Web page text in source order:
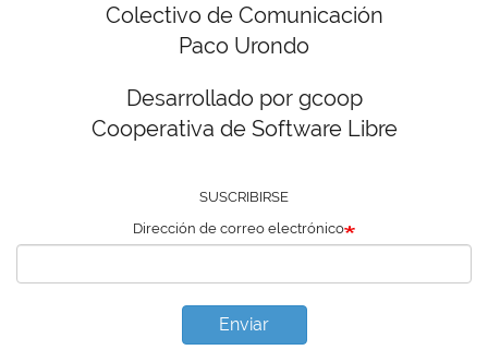
Colectivo de Comunicación
Paco Urondo
Desarrollado por gcoop
Cooperativa de Software Libre
SUSCRIBIRSE
Dirección de correo electrónico
Enviar